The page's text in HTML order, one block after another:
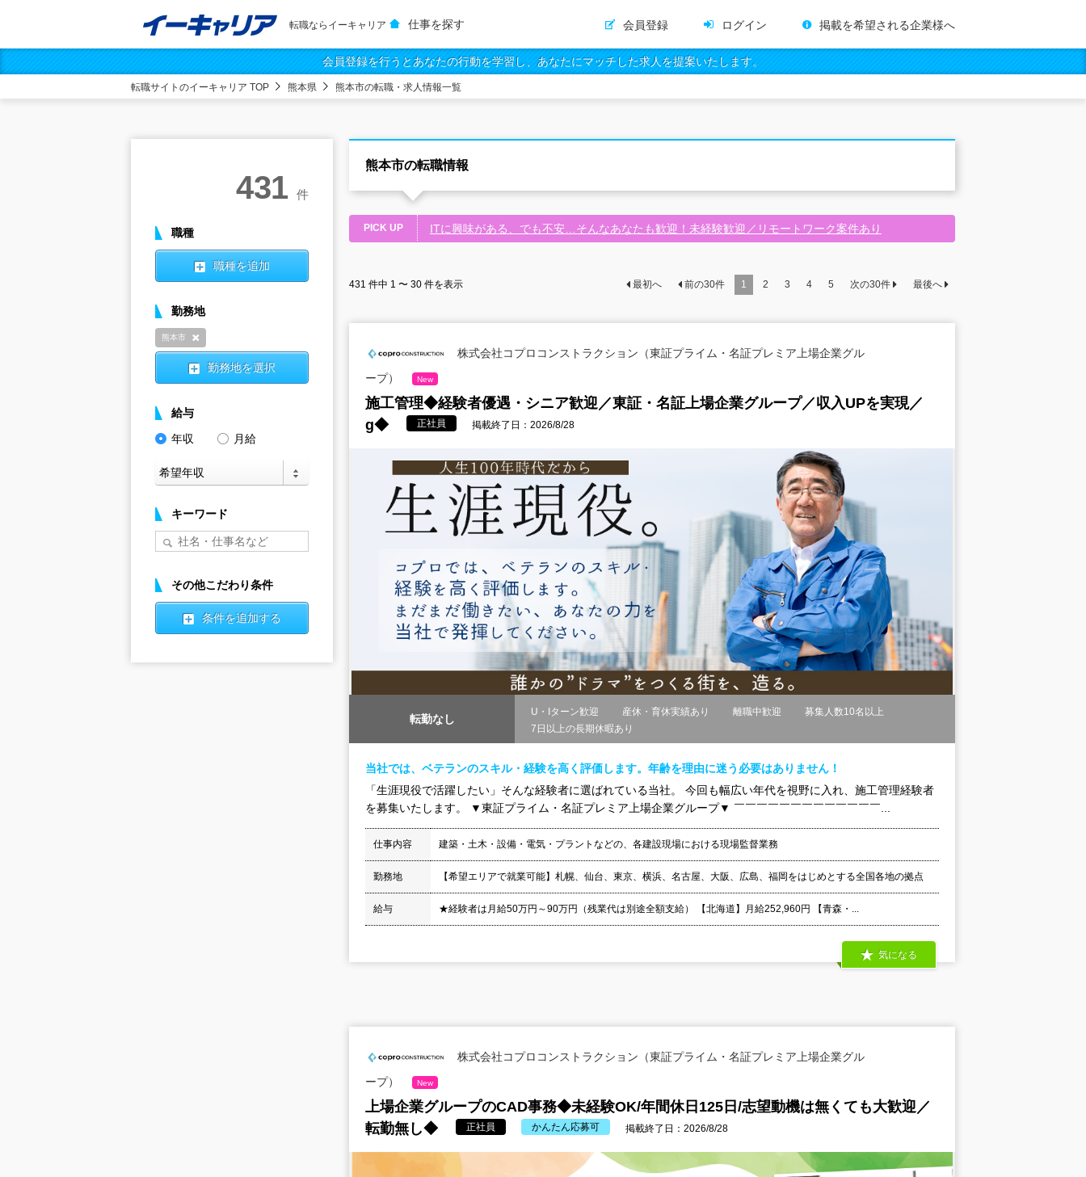
転職ならイーキャリア 仕事を探す 会員登録 ログイン 掲載を希望される企業様へ
会員登録を行うとあなたの行動を学習し、あなたにマッチした求人を提案いたします。
転職サイトのイーキャリア TOP 熊本県 熊本市の転職・求人情報一覧
熊本市の転職情報
PICK UP ITに興味がある、でも不安…そんなあなたも歓迎！未経験歓迎／リモートワーク案件あり
431 件中 1 〜 30 件を表示 最初へ 前の30件 1 2 3 4 5 次の30件 最後へ
株式会社コプロコンストラクション（東証プライム・名証プレミア上場企業グル
ープ）
New
施工管理◆経験者優遇・シニア歓迎／東証・名証上場企業グループ／収入UPを実現／
g◆
正社員 掲載終了日：2026/8/28
転勤なし
U・Iターン歓迎 産休・育休実績あり 離職中歓迎
募集人数10名以上
7日以上の長期休暇あり
当社では、ベテランのスキル・経験を高く評価します。年齢を理由に迷う必要はありません！
「生涯現役で活躍したい」そんな経験者に選ばれている当社。 今回も幅広い年代を視野に入れ、施工管理経験者
を募集いたします。 ▼東証プライム・名証プレミア上場企業グループ▼ ￣￣￣￣￣￣￣￣￣￣￣￣￣...
仕事内容 建築・土木・設備・電気・プラントなどの、各建設現場における現場監督業務
勤務地 【希望エリアで就業可能】札幌、仙台、東京、横浜、名古屋、大阪、広島、福岡をはじめとする全国各地の拠点
給与 ★経験者は月給50万円～90万円（残業代は別途全額支給） 【北海道】月給252,960円 【青森・...
気になる
株式会社コプロコンストラクション（東証プライム・名証プレミア上場企業グル
ープ）
New
上場企業グループのCAD事務◆未経験OK/年間休日125日/志望動機は無くても大歓迎／
転勤無し◆
正社員 かんたん応募可 掲載終了日：2026/8/28
431 件
職種
職種を追加
勤務地
熊本市
勤務地を選択
給与
年収
月給
キーワード
その他こだわり条件
条件を追加する